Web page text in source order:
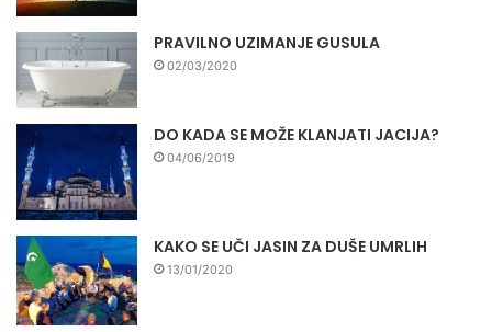
PRAVILNO UZIMANJE GUSULA
02/03/2020
DO KADA SE MOŽE KLANJATI JACIJA?
04/06/2019
KAKO SE UČI JASIN ZA DUŠE UMRLIH
13/01/2020